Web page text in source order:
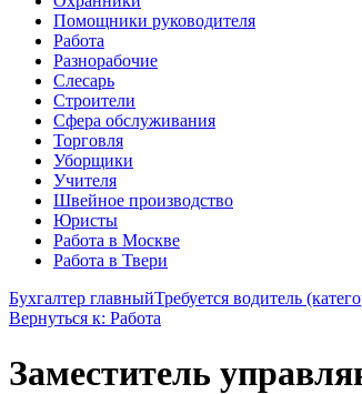
Помощники руководителя
Работа
Разнорабочие
Слесарь
Строители
Сфера обслуживания
Торговля
Уборщики
Учителя
Швейное производство
Юристы
Работа в Москве
Работа в Твери
Бухгалтер главныйТребуется водитель
Вернуться к: Работа
Заместитель